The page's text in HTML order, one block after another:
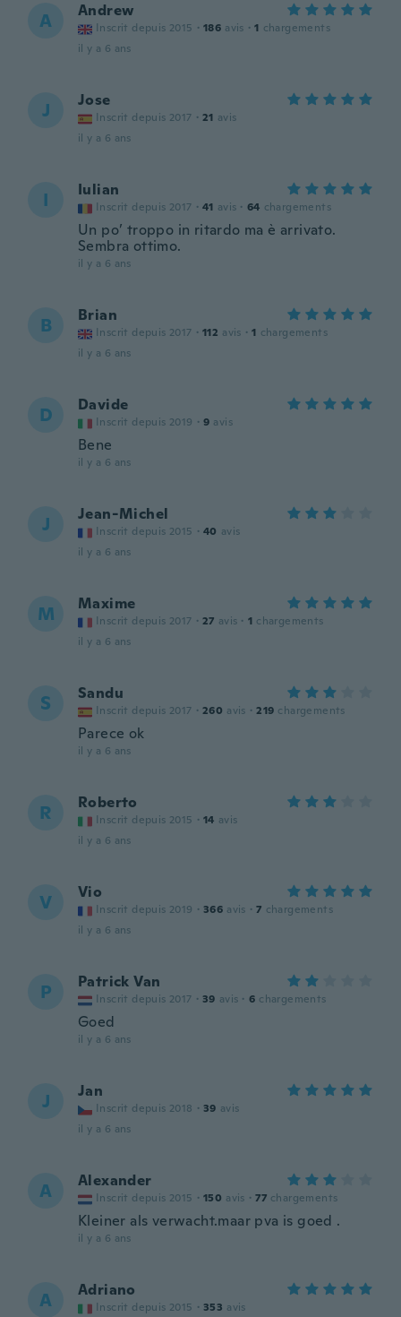
A Andrew
Inscrit depuis 2015 · 186 avis · 1 chargements
il y a 6 ans
J Jose
Inscrit depuis 2017 · 21 avis
il y a 6 ans
I Iulian
Inscrit depuis 2017 · 41 avis · 64 chargements
Un po’ troppo in ritardo ma è arrivato.
Sembra ottimo.
il y a 6 ans
B Brian
Inscrit depuis 2017 · 112 avis · 1 chargements
il y a 6 ans
D Davide
Inscrit depuis 2019 · 9 avis
Bene
il y a 6 ans
J Jean-Michel
Inscrit depuis 2015 · 40 avis
il y a 6 ans
M Maxime
Inscrit depuis 2017 · 27 avis · 1 chargements
il y a 6 ans
S Sandu
Inscrit depuis 2017 · 260 avis · 219 chargements
Parece ok
il y a 6 ans
R Roberto
Inscrit depuis 2015 · 14 avis
il y a 6 ans
V Vio
Inscrit depuis 2019 · 366 avis · 7 chargements
il y a 6 ans
P Patrick Van
Inscrit depuis 2017 · 39 avis · 6 chargements
Goed
il y a 6 ans
J Jan
Inscrit depuis 2018 · 39 avis
il y a 6 ans
A Alexander
Inscrit depuis 2015 · 150 avis · 77 chargements
Kleiner als verwacht.maar pva is goed .
il y a 6 ans
A Adriano
Inscrit depuis 2015 · 353 avis